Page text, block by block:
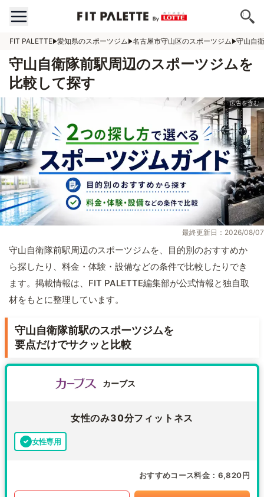
FIT PALETTE 愛知県のスポーツジム 名古屋市守山区のスポーツジム 守山自
守山自衛隊前駅周辺のスポーツジムを
比較して探す
最終更新日：2026/08/07
守山自衛隊前駅周辺のスポーツジムを、目的別のおすすめか
ら探したり、料金・体験・設備などの条件で比較したりでき
ます。掲載情報は、FIT PALETTE編集部が公式情報と独自取
材をもとに整理しています。
守山自衛隊前駅のスポーツジムを
要点だけでサクッと比較
カーブス
女性のみ30分フィットネス
女性専用
おすすめコース料金 6,820円